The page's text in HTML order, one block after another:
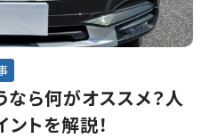
ら何がオススメ？人
トを解説！